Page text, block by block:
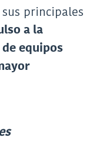
principales
a la
equipos